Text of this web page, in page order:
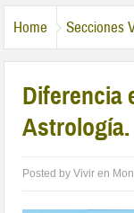
Home Secciones
Diferencia
Astrología.
Posted byVivir en